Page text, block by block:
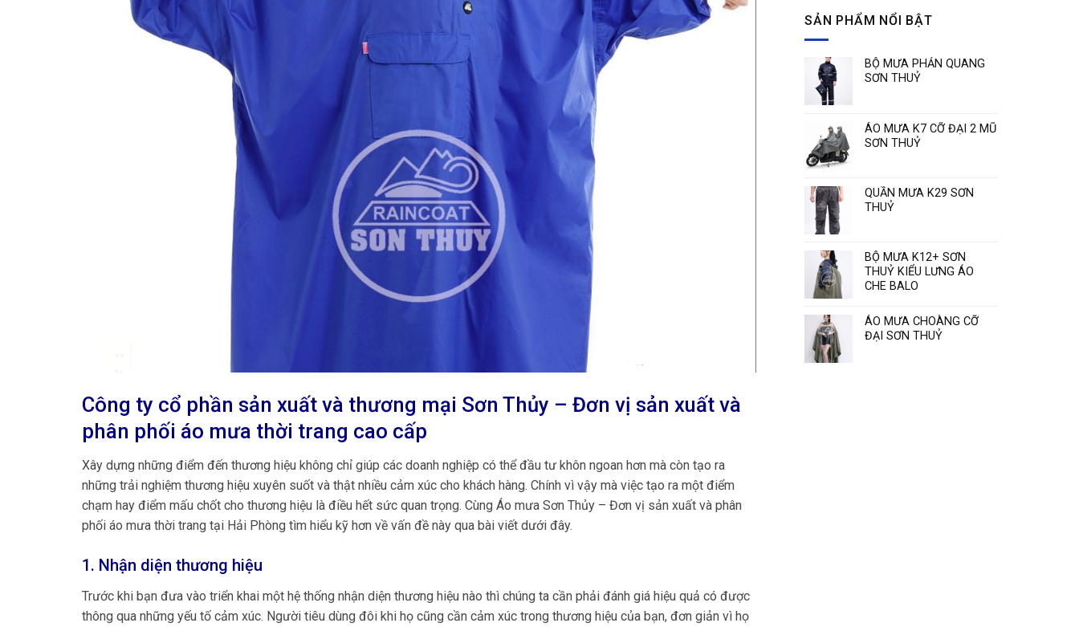
Công ty cổ phần sản xuất và thương mại Sơn Thủy – Đơn vị sản xuất và
phân phối áo mưa thời trang cao cấp
Xây dựng những điểm đến thương hiệu không chỉ giúp các doanh nghiệp có thể đầu tư khôn ngoan hơn mà còn tạo ra
những trải nghiệm thương hiệu xuyên suốt và thật nhiều cảm xúc cho khách hàng. Chính vì vậy mà việc tạo ra một điểm
chạm hay điểm mấu chốt cho thương hiệu là điều hết sức quan trọng. Cùng Áo mưa Sơn Thủy – Đơn vị sản xuất và phân
phối áo mưa thời trang tại Hải Phòng tìm hiểu kỹ hơn về vấn đề này qua bài viết dưới đây.
1. Nhận diện thương hiệu
Trước khi bạn đưa vào triển khai một hệ thống nhận diện thương hiệu nào thì chúng ta cần phải đánh giá hiệu quả có được
thông qua những yếu tố cảm xúc. Người tiêu dùng đôi khi họ cũng cần cảm xúc trong thương hiệu của bạn, đơn giản vì họ
minh
Áo
Sơn
SẢN PHẨM NỔI BẬT
BỘ MƯA PHẢN QUANG
SƠN THUỶ
ÁO MƯA K7 CỠ ĐẠI 2 MŨ
SƠN THUỶ
QUẦN MƯA K29 SƠN
THUỶ
BỘ MƯA K12+ SƠN
THUỶ KIỂU LƯNG ÁO
CHE BALO
ÁO MƯA CHOÀNG CỠ
ĐẠI SƠN THUỶ